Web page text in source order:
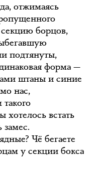
отжимаясь
секцию борцов,
подтянуты,
форма —
штаны и синие
нас,
хотелось встать
замес.
Чё бегаете
у секции бокса